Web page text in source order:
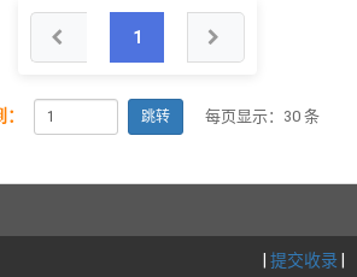
1
跳转 每页显示：30 条
提交收录